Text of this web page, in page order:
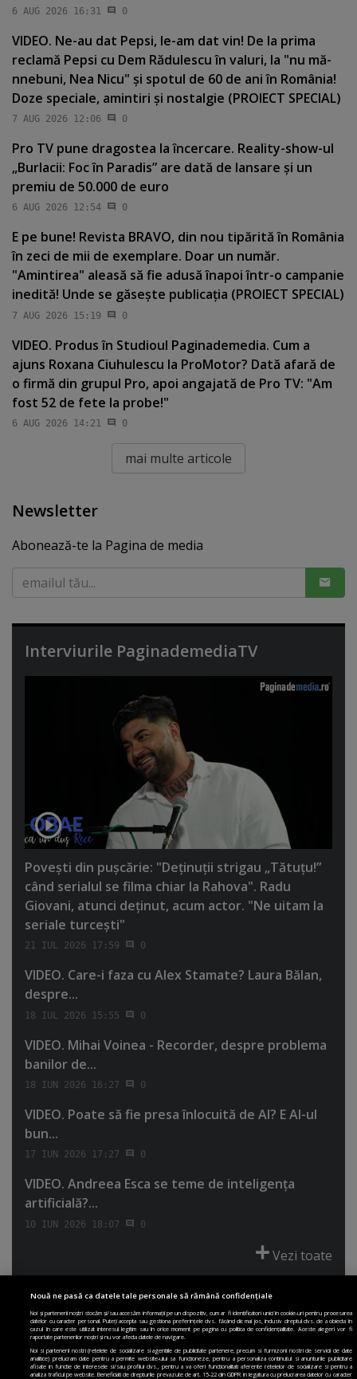
6 AUG 2026 16:31 0
VIDEO. Ne-au dat Pepsi, le-am dat vin! De la prima
reclamă Pepsi cu Dem Rădulescu în valuri, la "nu mă-
nnebuni, Nea Nicu" şi spotul de 60 de ani în România!
Doze speciale, amintiri şi nostalgie (PROIECT SPECIAL)
7 AUG 2026 12:06 0
Pro TV pune dragostea la încercare. Reality-show-ul
„Burlacii: Foc în Paradis” are dată de lansare şi un
premiu de 50.000 de euro
6 AUG 2026 12:54 0
E pe bune! Revista BRAVO, din nou tipărită în România
în zeci de mii de exemplare. Doar un număr.
"Amintirea" aleasă să fie adusă înapoi într-o campanie
inedită! Unde se găseşte publicaţia (PROIECT SPECIAL)
7 AUG 2026 15:19 0
VIDEO. Produs în Studioul Paginademedia. Cum a
ajuns Roxana Ciuhulescu la ProMotor? Dată afară de
o firmă din grupul Pro, apoi angajată de Pro TV: "Am
fost 52 de fete la probe!"
6 AUG 2026 14:21 0
mai multe articole
Newsletter
Abonează-te la Pagina de media
Interviurile PaginademediaTV
Poveşti din puşcărie: "Deţinuţii strigau „Tătuţu!”
când serialul se filma chiar la Rahova". Radu
Giovani, atunci deţinut, acum actor. "Ne uitam la
seriale turceşti"
21 IUL 2026 17:59 0
VIDEO. Care-i faza cu Alex Stamate? Laura Bălan,
despre...
18 IUL 2026 15:55 0
VIDEO. Mihai Voinea - Recorder, despre problema
banilor de...
18 IUN 2026 16:27 0
VIDEO. Poate să fie presa înlocuită de AI? E AI-ul
bun...
17 IUN 2026 17:27 0
VIDEO. Andreea Esca se teme de inteligenţa
artificială?...
10 IUN 2026 18:07 0
Vezi toate
PRIMA PAGINĂ
POLITICA DE COLECTARE ACORD COOKIE
POLITICA DE CONFIDENȚIALITATE
DESPRE SITE
ECHIPA
DESPRE MINE
JOBURI CONTACT
ARHIVA
Nouă ne pasă ca datele tale personale să rămână confidențiale
Noi și partenerii noștri stocăm și/sau accesăm informații pe un dispozitiv, cum ar fi identificatori unici în cookie-uri pentru procesarea
datelor cu caracter personal. Puteți accepta sau gestiona preferințele dvs. făcând clic mai jos, inclusiv dreptul dvs. de a obiecta în
cazul în care este utilizat interesul legitim sau în orice moment pe pagina cu politica de confidențialitate. Aceste alegeri vor fi
raportate partenerilor noștri și nu vor afecta datele de navigare.
Noi si partenerii nostri (retelele de socializare si agentiile de publicitate partenere, precum si furnizorii nostri de servicii de date
analitice) prelucram date pentru a permite website-ului sa functioneze, pentru a personaliza continutul si anunturile publicitare
afisate in functie de interesele si/sau profilul dvs., pentru a va oferi functionalitati aferente retelelor de socializare si pentru a
analiza traficul pe website. Beneficiati de drepturile prevazute de art. 15-22 din GDPR in legatura cu prelucrarea datelor cu caracter